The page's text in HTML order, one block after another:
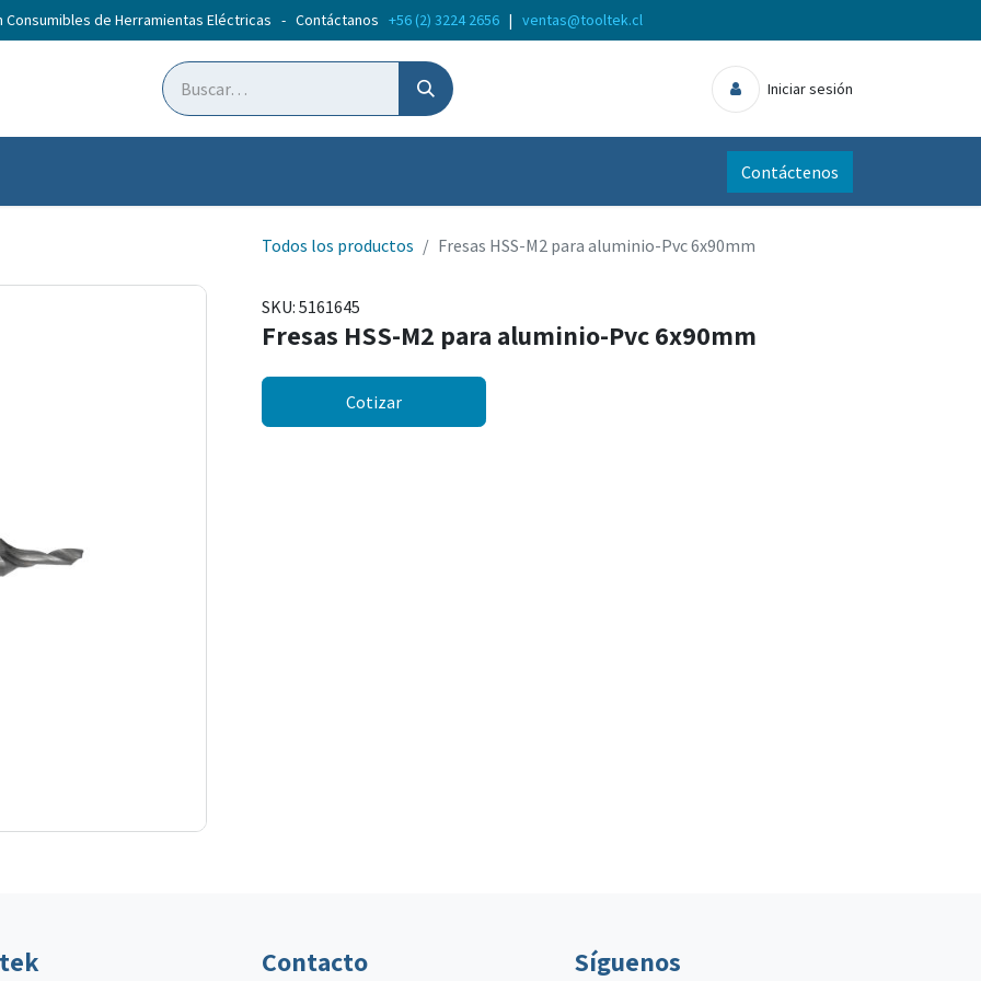
Consumibles de Herramientas Eléctricas - Contáctanos +56 (2) 3224 2656 | ventas@tooltek.cl
Iniciar sesión
Contáctenos
Todos los productos Fresas HSS-M2 para aluminio-Pvc 6x90mm
SKU: 5161645
Fresas HSS-M2 para aluminio-Pvc 6x90mm
Cotizar
Contacto Síguenos